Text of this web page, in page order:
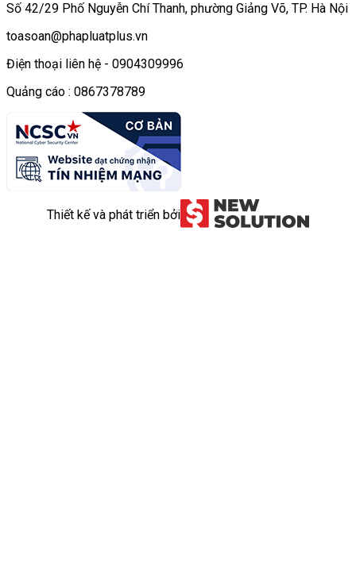
Số 42/29 Phố Nguyễn Chí Thanh, phường Giảng Võ, TP. Hà Nội
toasoan@phapluatplus.vn
Điện thoại liên hệ - 0904309996
Quảng cáo : 0867378789
Thiết kế và phát triển bởi